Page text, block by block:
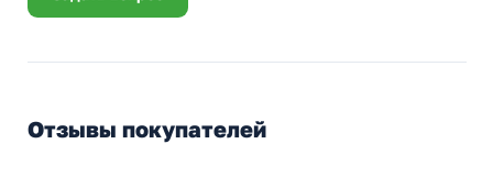
Отзывы покупателей